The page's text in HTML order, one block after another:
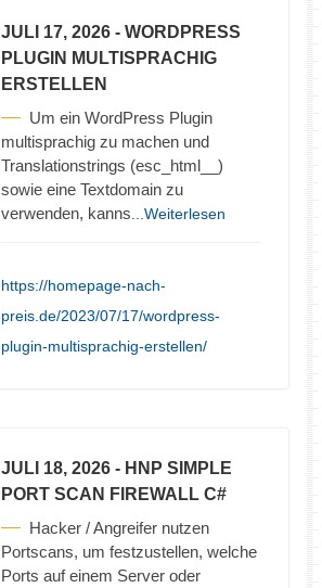
JULI 17, 2026 - WORDPRESS
PLUGIN MULTISPRACHIG
ERSTELLEN
Um ein WordPress Plugin
multisprachig zu machen und
Translationstrings (esc_html__)
sowie eine Textdomain zu
verwenden, kanns ...Weiterlesen
https://homepage-nach-
preis.de/2023/07/17/wordpress-
plugin-multisprachig-erstellen/
JULI 18, 2026 - HNP SIMPLE
PORT SCAN FIREWALL C#
Hacker / Angreifer nutzen
Portscans, um festzustellen, welche
Ports auf einem Server oder